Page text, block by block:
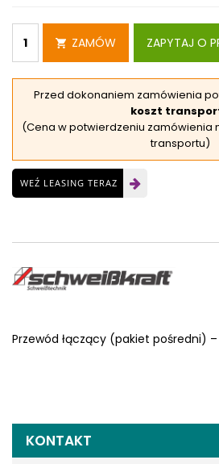
ZAMÓW ZAPYTAJ O
Przed dokonaniem zamówienia
koszt
(Cena w potwierdzeniu zamówienia
transportu)
WEŹ LEASING TERAZ
Przewód łączący (pakiet pośredni)
KONTAKT